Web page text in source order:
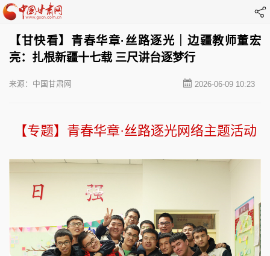
【甘快看】青春华章·丝路逐光｜边疆教师董宏
亮：扎根新疆十七载 三尺讲台逐梦行
2026-06-09 10:23
来源：中国甘肃网
【专题】青春华章·丝路逐光网络主题活动